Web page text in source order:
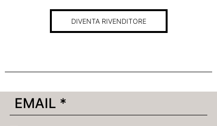
DIVENTA RIVENDITORE